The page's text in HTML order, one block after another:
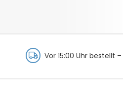
Vor 15:00 Uhr bestellt –